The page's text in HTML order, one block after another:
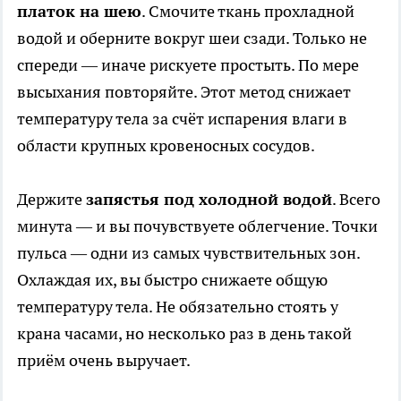
платок на шею. Смочите ткань прохладной
водой и оберните вокруг шеи сзади. Только не
спереди — иначе рискуете простыть. По мере
высыхания повторяйте. Этот метод снижает
температуру тела за счёт испарения влаги в
области крупных кровеносных сосудов.
Держитезапястья под холодной водой. Всего
минута — и вы почувствуете облегчение. Точки
пульса — одни из самых чувствительных зон.
Охлаждая их, вы быстро снижаете общую
температуру тела. Не обязательно стоять у
крана часами, но несколько раз в день такой
приём очень выручает.